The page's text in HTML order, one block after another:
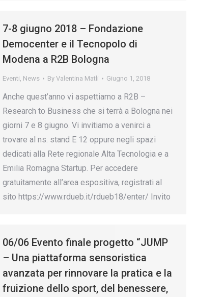
7-8 giugno 2018 – Fondazione
Democenter e il Tecnopolo di
Modena a R2B Bologna
Eventi, News By Valentina Matli Giugno 1, 2018
Anche quest’anno vi aspettiamo a R2B –
Research to Business che si terrà a Bologna nei
giorni 7 e 8 giugno. Vi invitiamo a venirci a
trovare al ns. stand E 12 oppure negli spazi
dedicati alla Rete regionale Alta Tecnologia e a
Emilia Romagna Startup. Per accedere
gratuitamente all’area espositiva, registrati al
sito https://www.rdueb.it/rdueb18/enter/ Invito
06/06 Evento finale progetto “JUMP
– Una piattaforma sensoristica
avanzata per rinnovare la pratica e la
fruizione dello sport, del benessere,